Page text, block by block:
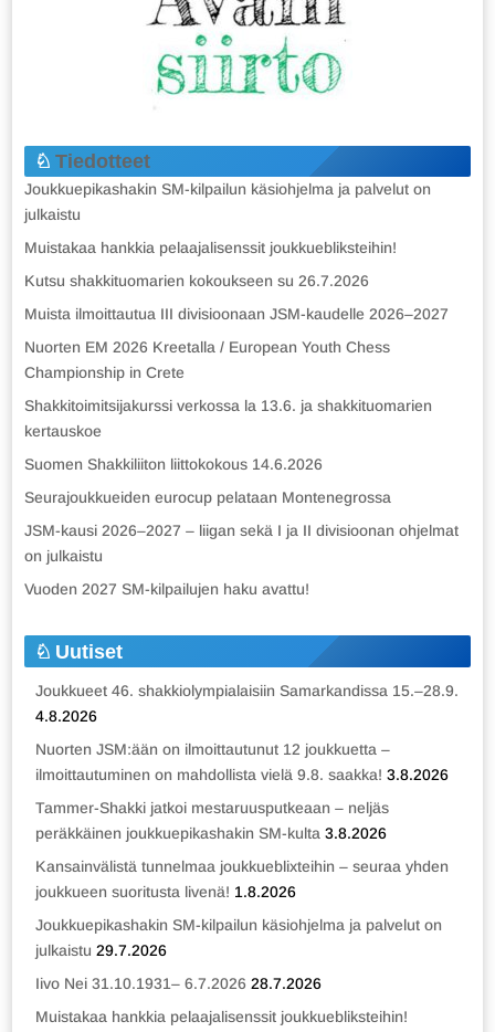
Tiedotteet
Joukkuepikashakin SM-kilpailun käsiohjelma ja palvelut on
julkaistu
Muistakaa hankkia pelaajalisenssit joukkuebliksteihin!
Kutsu shakkituomarien kokoukseen su 26.7.2026
Muista ilmoittautua III divisioonaan JSM-kaudelle 2026–2027
Nuorten EM 2026 Kreetalla / European Youth Chess
Championship in Crete
Shakkitoimitsijakurssi verkossa la 13.6. ja shakkituomarien
kertauskoe
Suomen Shakkiliiton liittokokous 14.6.2026
Seurajoukkueiden eurocup pelataan Montenegrossa
JSM-kausi 2026–2027 – liigan sekä I ja II divisioonan ohjelmat
on julkaistu
Vuoden 2027 SM-kilpailujen haku avattu!
Uutiset
Joukkueet 46. shakkiolympialaisiin Samarkandissa 15.–28.9.
4.8.2026
Nuorten JSM:ään on ilmoittautunut 12 joukkuetta –
ilmoittautuminen on mahdollista vielä 9.8. saakka! 3.8.2026
Tammer-Shakki jatkoi mestaruusputkeaan – neljäs
peräkkäinen joukkuepikashakin SM-kulta 3.8.2026
Kansainvälistä tunnelmaa joukkueblixteihin – seuraa yhden
joukkueen suoritusta livenä! 1.8.2026
Joukkuepikashakin SM-kilpailun käsiohjelma ja palvelut on
julkaistu 29.7.2026
Iivo Nei 31.10.1931– 6.7.2026 28.7.2026
Muistakaa hankkia pelaajalisenssit joukkuebliksteihin!